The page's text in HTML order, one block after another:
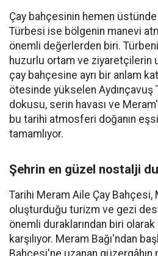
Çay bahçesinin hemen
Türbesi ise bölgenin manevi
önemli değerlerden biri.
huzurlu ortam ve ziyaretçilerin
çay bahçesine ayrı bir anlam
ötesinde yükselen Aydınçavuş
dokusu, serin havası ve
bu tarihi atmosferi doğanın
tamamlıyor.
Şehrin en güzel nostalji
Tarihi Meram Aile Çay
oluşturduğu turizm ve gezi
önemli duraklarından biri
karşılıyor. Meram Bağı'ndan
Bahçesi'ne uzanan güzergâhın